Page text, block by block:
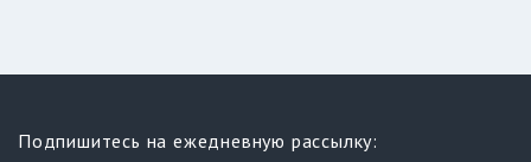
Подпишитесь на ежедневную рассылку: